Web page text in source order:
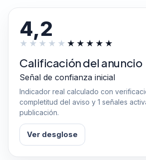
4,2
Calificación del anuncio
Señal de confianza inicial
Indicador real calculado con
completitud del aviso y 1 señales
publicación.
Ver desglose